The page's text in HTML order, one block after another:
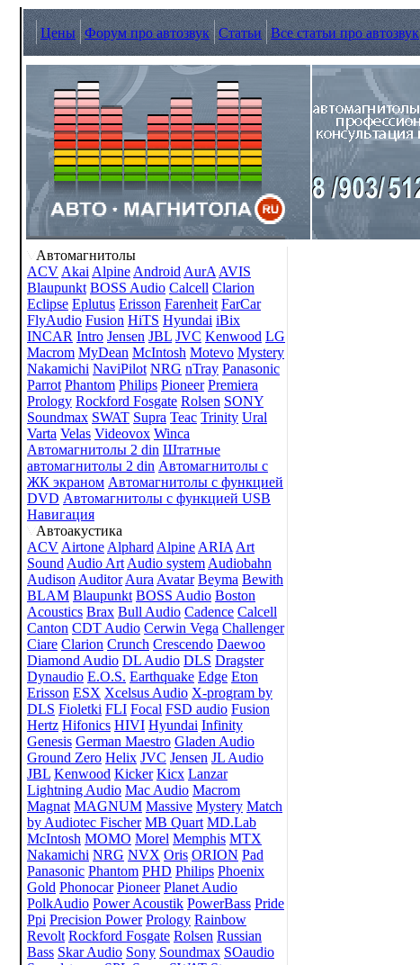
Цены Форум про автозвук Статьи Все статьи про автозвук
Автомагнитолы
ACV Akai Alpine Android AurA AVIS
Blaupunkt BOSS Audio Calcell Clarion
Eclipse Eplutus Erisson Farenheit FarCar
FlyAudio Fusion HiTS Hyundai iBix
INCAR Intro Jensen JBL JVC Kenwood LG
Macrom MyDean McIntosh Motevo Mystery
Nakamichi NaviPilot NRG nTray Panasonic
Parrot Phantom Philips Pioneer Premiera
Prology Rockford Fosgate Rolsen SONY
Soundmax SWAT Supra Teac Trinity Ural
Varta Velas Videovox Winca
Автомагнитолы 2 din Штатные
автомагнитолы 2 din Автомагнитолы с
ЖК экраном Автомагнитолы с функцией
DVD Автомагнитолы с функцией USB
Навигация
Автоакустика
ACV Airtone Alphard Alpine ARIA Art
Sound Audio Art Audio system Audiobahn
Audison Auditor Aura Avatar Beyma Bewith
BLAM Blaupunkt BOSS Audio Boston
Acoustics Brax Bull Audio Cadence Calcell
Canton CDT Audio Cerwin Vega Challenger
Ciare Clarion Crunch Crescendo Daewoo
Diamond Audio DL Audio DLS Dragster
Dynaudio E.O.S. Earthquake Edge Eton
Erisson ESX Xcelsus Audio X-program by
DLS Fioletki FLI Focal FSD audio Fusion
Hertz Hifonics HIVI Hyundai Infinity
Genesis German Maestro Gladen Audio
Ground Zero Helix JVC Jensen JL Audio
JBL Kenwood Kicker Kicx Lanzar
Lightning Audio Mac Audio Macrom
Magnat MAGNUM Massive Mystery Match
by Audiotec Fischer MB Quart MD.Lab
McIntosh MOMO Morel Memphis MTX
Nakamichi NRG NVX Oris ORION Pad
Panasonic Phantom PHD Philips Phoenix
Gold Phonocar Pioneer Planet Audio
PolkAudio Power Acoustik PowerBass Pride
Ppi Precision Power Prology Rainbow
Revolt Rockford Fosgate Rolsen Russian
Bass Skar Audio Sony Soundmax SOaudio